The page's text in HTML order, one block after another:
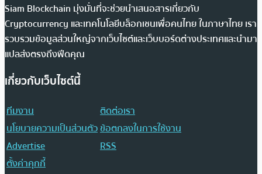
Siam Blockchain มุ่งมั่นที่จะช่วยนำเสนอสารเกี่ยวกับ
Cryptocurrency และเทคโนโลยีบล็อกเชนเพื่อคนไทย ในภาษาไทย เรา
รวบรวมข้อมูลส่วนใหญ่จากเว็บไซต์และเว็บบอร์ดต่างประเทศและนำมา
แปลส่งตรงถึงฟีดคุณ
เกี่ยวกับเว็บไซต์นี้
ทีมงาน
ติดต่อเรา
นโยบายความเป็นส่วนตัวข้อตกลงในการใช้งาน
Advertise
RSS
ตั้งค่าคุกกี้